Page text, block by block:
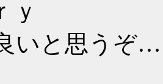
ｙ
いと思うぞ…